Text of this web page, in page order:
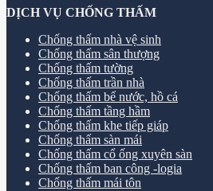
DỊCH VỤ CHỐNG THẤM
Chống thấm nhà vệ sinh
Chống thấm sân thượng
Chống thấm tường
Chống thấm trần nhà
Chống thấm bể nước, hồ cá
Chống thấm tầng hầm
Chống thấm khe tiếp giáp
Chống thấm sàn mái
Chống thấm cổ ống xuyên sàn
Chống thấm ban công -logia
Chống thấm mái tôn